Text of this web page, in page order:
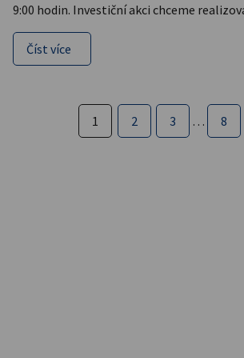
9:00 hodin. Investiční akci chceme
Číst více
1 2 3 … 8